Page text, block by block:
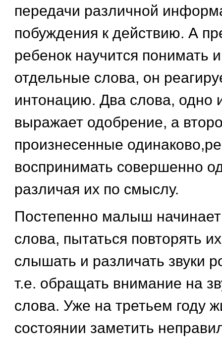
передачи различной
побуждения к действию. А
ребенок научится понимать
отдельные слова, он
интонацию. Два слова, одно
выражает одобрение, а
произнесенные
воспринимать совершенно
различая их по смыслу.
Постепенно малыш
слова, пытаться повторять
слышать и различать звуки
т.е. обращать внимание на
слова. Уже на третьем году
состоянии заметить